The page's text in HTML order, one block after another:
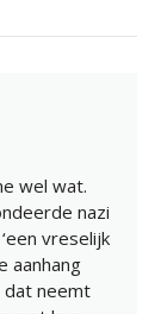
wel wat.
nazi
vreselijk
aanhang
dat neemt